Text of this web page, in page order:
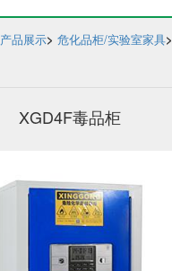
产品展示> 危化品柜/实验室家具>
XGD4F毒品柜